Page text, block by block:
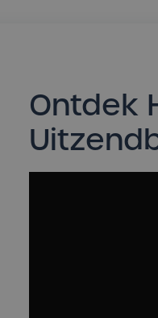
Ontdek